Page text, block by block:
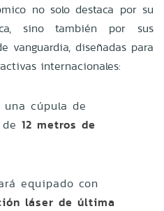
no solo destaca por su
sino también por sus
vanguardia, diseñadas para
internacionales:
una cúpula de
12 metros de
equipado con
láser de última